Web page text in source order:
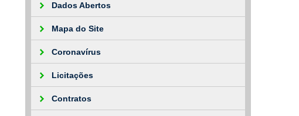
Dados Abertos
Mapa do Site
Coronavírus
Licitações
Contratos